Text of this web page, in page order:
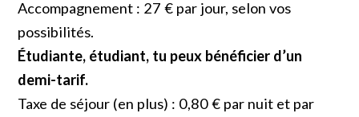
Accompagnement : 27 € par jour, selon vos
possibilités.
Étudiante, étudiant, tu peux bénéficier d’un
demi-tarif.
Taxe de séjour (en plus) : 0,80 € par nuit et par